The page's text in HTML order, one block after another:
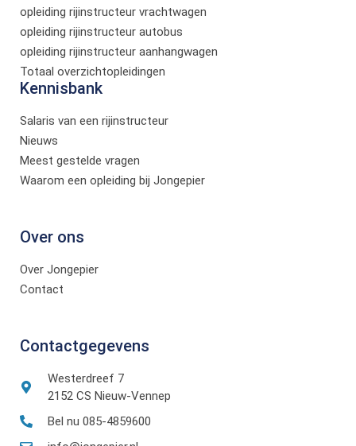
opleiding rijinstructeur vrachtwagen
opleiding rijinstructeur autobus
opleiding rijinstructeur aanhangwagen
Totaal overzichtopleidingen
Kennisbank
Salaris van een rijinstructeur
Nieuws
Meest gestelde vragen
Waarom een opleiding bij Jongepier
Over ons
Over Jongepier
Contact
Contactgegevens
Westerdreef 7
2152 CS Nieuw-Vennep
Bel nu 085-4859600